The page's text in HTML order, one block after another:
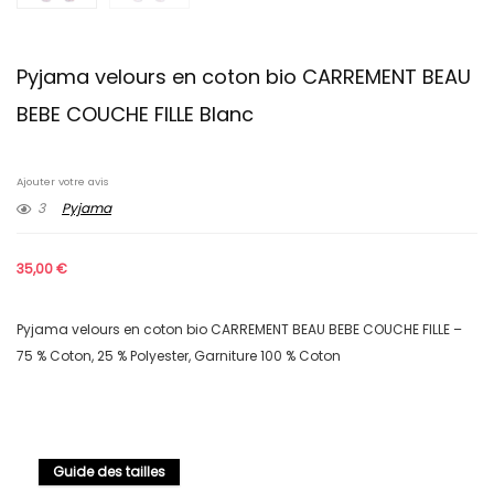
Pyjama velours en coton bio CARREMENT BEAU
BEBE COUCHE FILLE Blanc
Ajouter votre avis
3 Pyjama
35,00€
Pyjama velours en coton bio CARREMENT BEAU BEBE COUCHE FILLE –
75 % Coton, 25 % Polyester, Garniture 100 % Coton
Guide des tailles